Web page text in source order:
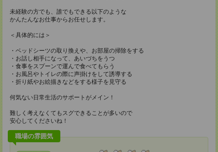
未経験の方でも、誰でもできる以下のような
かんたんなお仕事からお任せします。
＜具体的には＞
・ベッドシーツの取り換えや、お部屋の掃除をする
・お話し相手になって、あいづちをうつ
・食事をスプーンで運んで食べてもらう
・お風呂やトイレの際に声掛けをして誘導する
・折り紙やお絵描きなどをする様子を見守る
何気ない日常生活のサポートがメイン！
難しく考えなくてもスグできることが多いので
安心してくださいね！
職場の雰囲気